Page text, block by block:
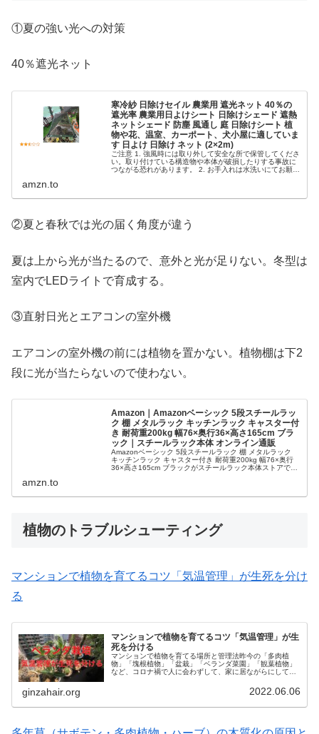
①夏の強い光への対策
40％遮光ネット
寒冷紗 日除けセイル 農業用 遮光ネット 40％の
遮光率 農業用日よけシート 日除けシェード 遮熱
ネットシェード 防塵 風通し 庭 日除けシート 植
物や花、温室、カーポート、犬小屋に適していま
す 日よけ 日除け ネット (2×2m)
ご注意 1. 強風時には取り外して安全な所で保管してくださ
い。取り付けている構造物や本体が破損したりする事故に
つながる恐れがあります。 2. お手入れは水洗いにてお願い
amzn.to
②夏と春秋では光の届く角度が違う
夏は上から光が当たるので、意外と光が足りない。冬型は
室内でLEDライトで育成する。
③直射日光とエアコンの室外機
エアコンの室外機の前には植物を置かない。植物棚は下2
段に光が当たらないので使わない。
Amazon｜Amazonベーシック 5段スチールラッ
ク 棚 メタルラック キッチンラック キャスター付
き 耐荷重200kg 幅76×奥行36×高さ165cm ブラ
ック｜スチールラック本体 オンライン通販
Amazonベーシック 5段スチールラック 棚 メタルラック
キッチンラック キャスター付き 耐荷重200kg 幅76×奥行
36×高さ165cm ブラックがスチールラック本体ストアでい
amzn.to
植物のトラブルシューティング
マンションで植物を育てるコツ「気温管理」が生死を分け
る
マンションで植物を育てるコツ「気温管理」が生
死を分ける
マンションで植物を育てる場所と管理法昨今の「多肉植
物」「塊根植物」「盆栽」「ベランダ菜園」「観葉植物」
など、コロナ禍で人に会わずして、家に居ながらにして、
ginzahair.org 2022.06.06